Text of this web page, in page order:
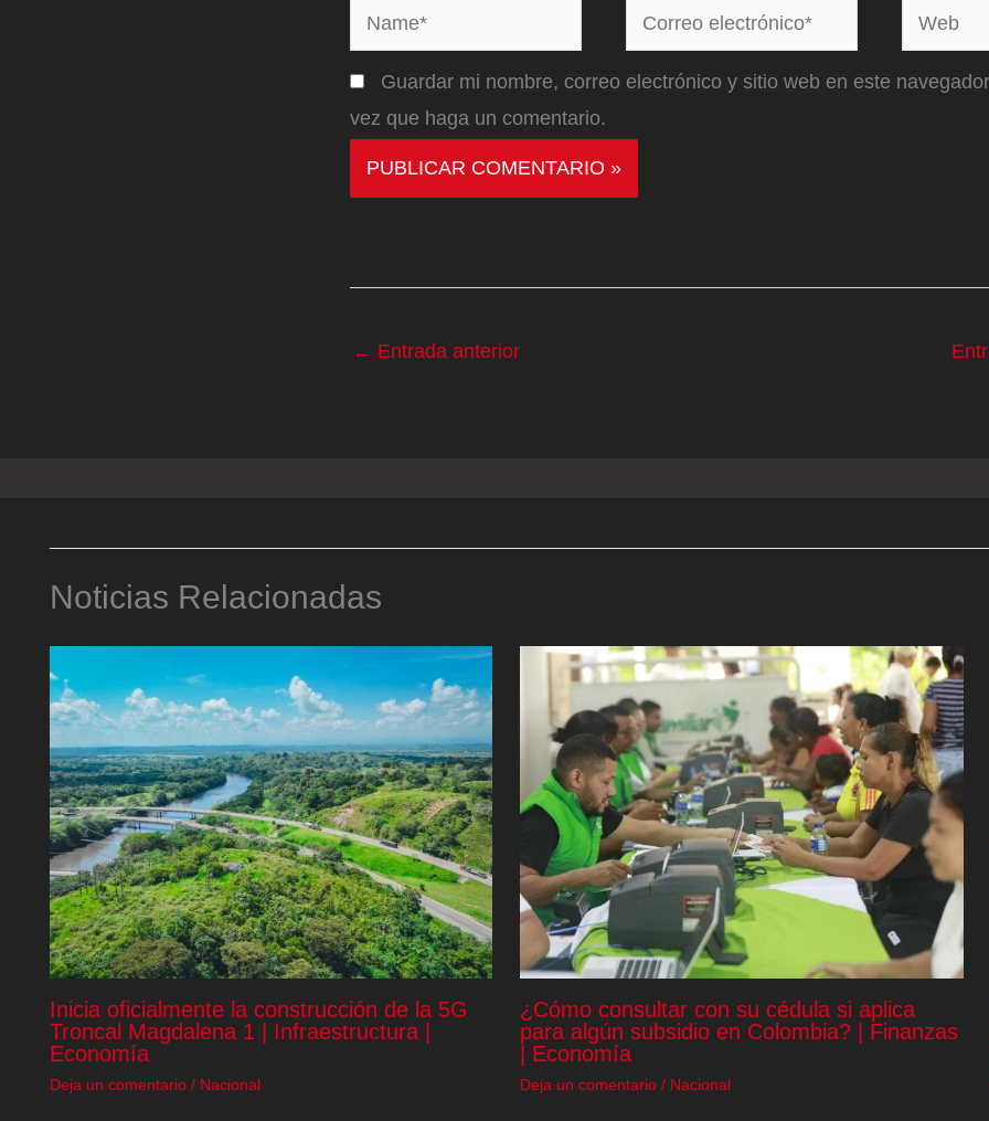
Name*
Correo
electrónico*
Web
Guardar mi nombre, correo electrónico y sitio web en este
vez que haga un comentario.
← Entrada anterior
Noticias Relacionadas
Inicia oficialmente la construcción de la 5G
Troncal Magdalena 1 | Infraestructura |
Economía
Deja un comentario / Nacional
¿Cómo consultar con su cédula si aplica
para algún subsidio en Colombia? | Finanzas
| Economía
Deja un comentario / Nacional